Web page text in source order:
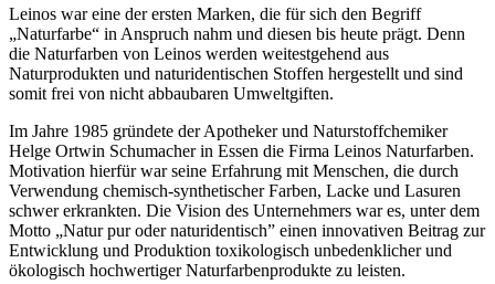
Leinos war eine der ersten Marken, die für sich den Begriff
„Naturfarbe“ in Anspruch nahm und diesen bis heute prägt. Denn
die Naturfarben von Leinos werden weitestgehend aus
Naturprodukten und naturidentischen Stoffen hergestellt und sind
somit frei von nicht abbaubaren Umweltgiften.
Im Jahre 1985 gründete der Apotheker und Naturstoffchemiker
Helge Ortwin Schumacher in Essen die Firma Leinos Naturfarben.
Motivation hierfür war seine Erfahrung mit Menschen, die durch
Verwendung chemisch-synthetischer Farben, Lacke und Lasuren
schwer erkrankten. Die Vision des Unternehmers war es, unter dem
Motto „Natur pur oder naturidentisch” einen innovativen Beitrag zur
Entwicklung und Produktion toxikologisch unbedenklicher und
ökologisch hochwertiger Naturfarbenprodukte zu leisten.